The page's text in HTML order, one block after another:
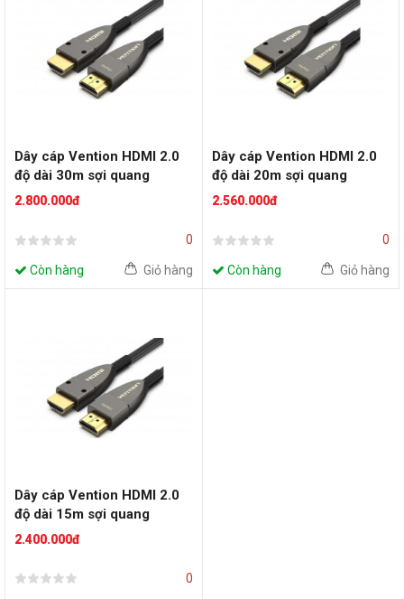
Dây cáp Vention HDMI 2.0
độ dài 30m sợi quang
(AAYBT 4K@60Hz)
2.800.000đ
0
Còn hàng Giỏ hàng
Dây cáp Vention HDMI 2.0
độ dài 20m sợi quang
(AAYBQ 4K@60Hz)
2.560.000đ
0
Còn hàng Giỏ hàng
Dây cáp Vention HDMI 2.0
độ dài 15m sợi quang
(AAYBN 4K@60Hz)
2.400.000đ
0